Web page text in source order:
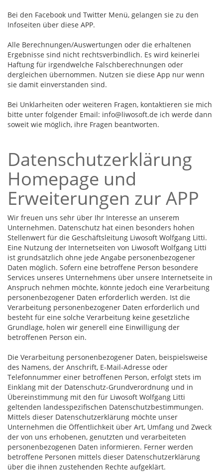
Bei den Facebook und Twitter Menü, gelangen sie zu den
Infoseiten über diese APP.
Alle Berechnungen/Auswertungen oder die erhaltenen
Ergebnisse sind nicht rechtsverbindlich. Es wird keinerlei
Haftung für irgendwelche Falschberechnungen oder
dergleichen übernommen. Nutzen sie diese App nur wenn
sie damit einverstanden sind.
Bei Unklarheiten oder weiteren Fragen, kontaktieren sie mich
bitte unter folgender Email: info@liwosoft.de ich werde dann
soweit wie möglich, ihre Fragen beantworten.
Datenschutzerklärung
Homepage und
Erweiterungen zur APP
Wir freuen uns sehr über Ihr Interesse an unserem
Unternehmen. Datenschutz hat einen besonders hohen
Stellenwert für die Geschäftsleitung Liwosoft Wolfgang Litti.
Eine Nutzung der Internetseiten von Liwosoft Wolfgang Litti
ist grundsätzlich ohne jede Angabe personenbezogener
Daten möglich. Sofern eine betroffene Person besondere
Services unseres Unternehmens über unsere Internetseite in
Anspruch nehmen möchte, könnte jedoch eine Verarbeitung
personenbezogener Daten erforderlich werden. Ist die
Verarbeitung personenbezogener Daten erforderlich und
besteht für eine solche Verarbeitung keine gesetzliche
Grundlage, holen wir generell eine Einwilligung der
betroffenen Person ein.
Die Verarbeitung personenbezogener Daten, beispielsweise
des Namens, der Anschrift, E-Mail-Adresse oder
Telefonnummer einer betroffenen Person, erfolgt stets im
Einklang mit der Datenschutz-Grundverordnung und in
Übereinstimmung mit den für Liwosoft Wolfgang Litti
geltenden landesspezifischen Datenschutzbestimmungen.
Mittels dieser Datenschutzerklärung möchte unser
Unternehmen die Öffentlichkeit über Art, Umfang und Zweck
der von uns erhobenen, genutzten und verarbeiteten
personenbezogenen Daten informieren. Ferner werden
betroffene Personen mittels dieser Datenschutzerklärung
über die ihnen zustehenden Rechte aufgeklärt.